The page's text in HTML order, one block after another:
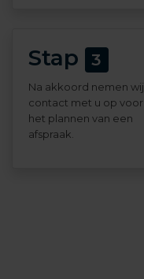
Stap 3
Na akkoord nemen wij
contact met u op voor
het plannen van een
afspraak.